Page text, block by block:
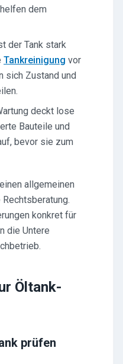
dem
der Tank stark
Tankreinigung vor
sich Zustand und
deckt lose
Bauteile und
bevor sie zum
allgemeinen
konkret für
die Untere
Öltank-
prüfen